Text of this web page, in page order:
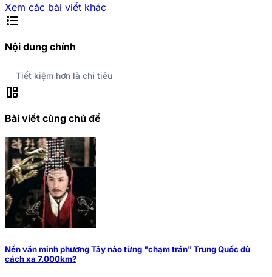
Xem các bài viết khác
format_list_bulleted
Nội dung chính
Tiết kiệm hơn là chi tiêu
auto_awesome_mosaic
Bài viết cùng chủ đề
Nền văn minh phương Tây nào từng "chạm trán" Trung Quốc dù
cách xa 7.000km?